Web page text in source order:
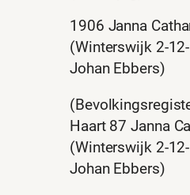
1906 Janna
(Winterswijk 2-
Johan Ebbers)
Haart 87 Janna
(Winterswijk 2-
Johan Ebbers)